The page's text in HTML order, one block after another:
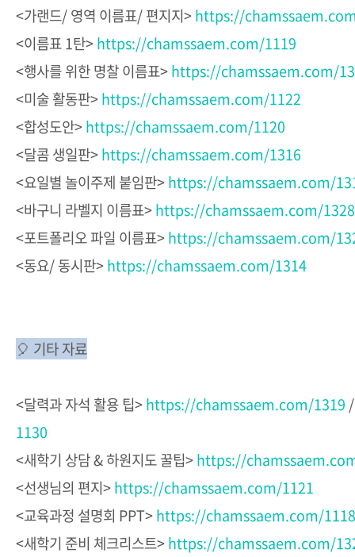
<가랜드/ 영역 이름표/ 편지지>https://
<이름표 1탄>https://chamssaem.com/1119
<행사를 위한 명찰 이름표>https://chamssaem.com/
<미술 활동판>https://chamssaem.com/1122
<합성도안>https://chamssaem.com/1120
<달콤 생일판>https://chamssaem.com/1316
<요일별 놀이주제 붙임판>https://chamssaem.com/
<바구니 라벨지 이름표>https://chamssaem.com/1328
<포트폴리오 파일 이름표>https://chamssaem.com/
<동요/ 동시판>https://chamssaem.com/1314
🎈 기타 자료
<달력과 자석 활용 팁>https://chamssaem.com/1319
1130
<새학기 상담 & 하원지도 꿀팁>https://
<선생님의 편지>https://chamssaem.com/1121
<교육과정 설명회 PPT>https://chamssaem.com/1118
<새학기 준비 체크리스트>https://chamssaem.com/